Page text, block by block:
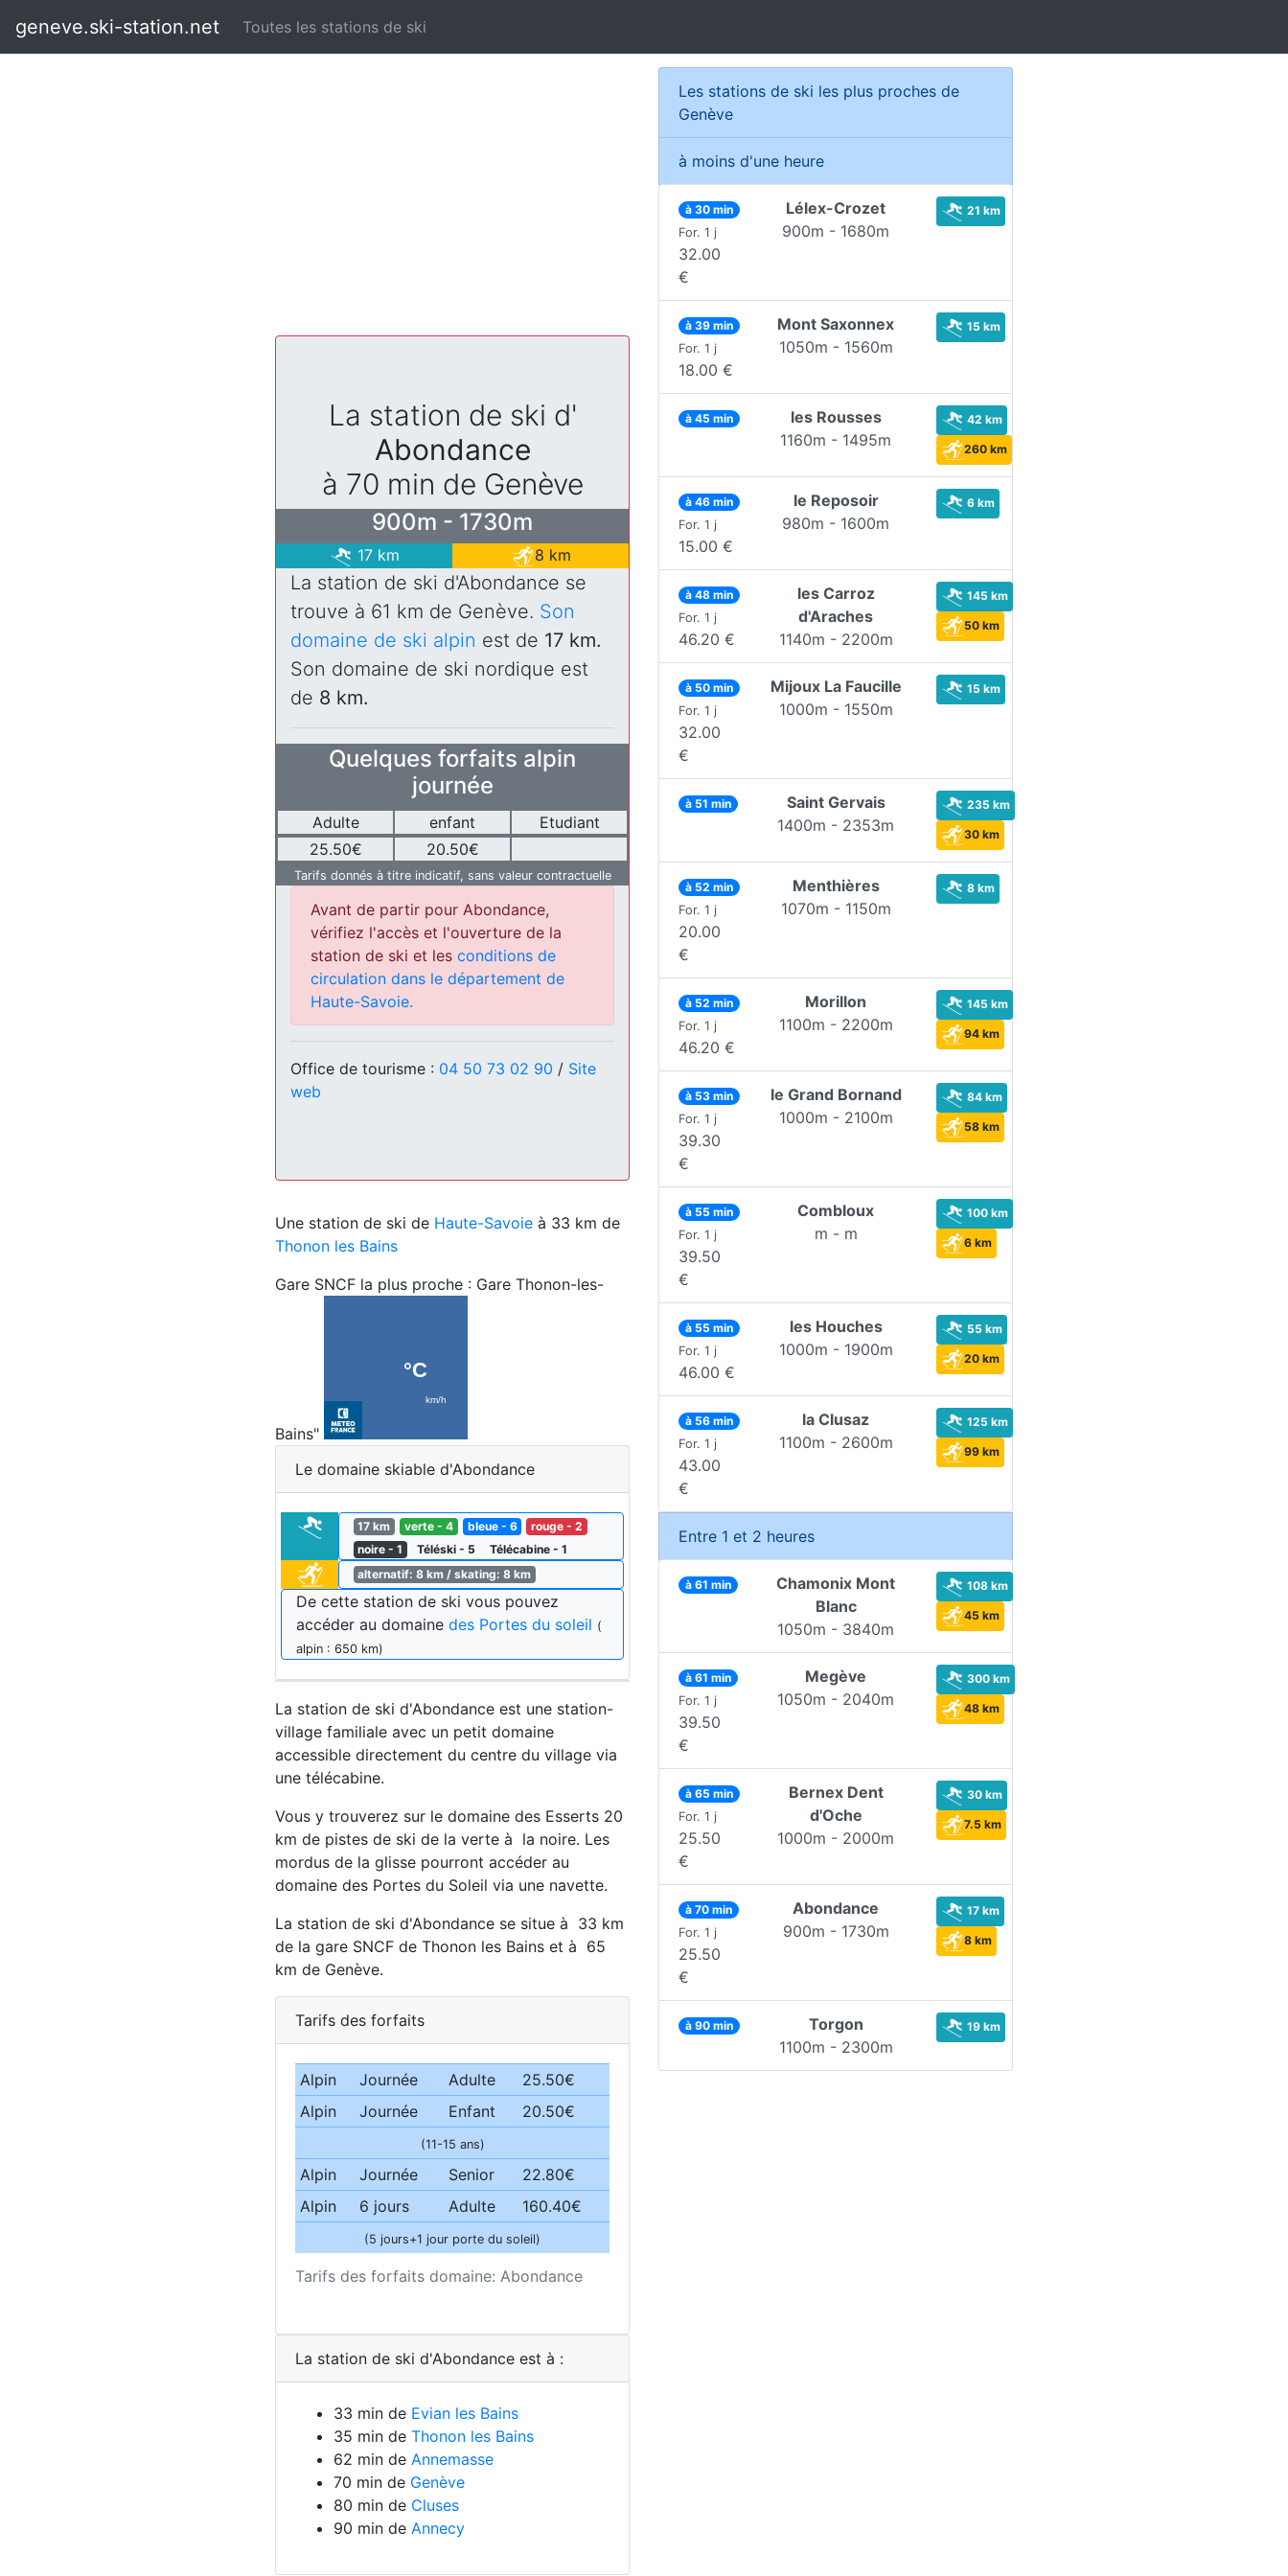
geneve.ski-station.net Toutes les stations de ski
La station de ski d'
Abondance
à 70 min de Genève
900m - 1730m
17 km 8 km
La station de ski d'Abondance se
trouve à 61 km de Genève. Son
domaine de ski alpin est de 17 km.
Son domaine de ski nordique est
de 8 km.
Quelques forfaits alpin
journée
Adulte enfant
Etudiant
25.50€
20.50€
Tarifs donnés à titre indicatif, sans valeur contractuelle
Avant de partir pour Abondance,
vérifiez l'accès et l'ouverture de la
station de ski et les conditions de
circulation dans le département de
Haute-Savoie.
Office de tourisme : 04 50 73 02 90 / Site
web
Une station de ski de Haute-Savoie à 33 km de
Thonon les Bains
Gare SNCF la plus proche : Gare Thonon-les-
Bains"
Le domaine skiable d'Abondance
17 km verte - 4 bleue - 6
rouge - 2
noire - 1
Téléski - 5
Télécabine - 1
alternatif: 8 km / skating: 8 km
De cette station de ski vous pouvez
accéder au domaine des Portes du soleil (
alpin : 650 km)
La station de ski d'Abondance est une station-
village familiale avec un petit domaine
accessible directement du centre du village via
une télécabine.
Vous y trouverez sur le domaine des Esserts 20
km de pistes de ski de la verte à la noire. Les
mordus de la glisse pourront accéder au
domaine des Portes du Soleil via une navette.
La station de ski d'Abondance se situe à 33 km
de la gare SNCF de Thonon les Bains et à 65
km de Genève.
Tarifs des forfaits
Tarifs des forfaits domaine: Abondance
Alpin Journée Adulte
25.50€
Alpin
Journée Enfant 20.50€
(11-15 ans)
Alpin Journée Senior
22.80€
Alpin
6 jours Adulte 160.40€
(5 jours+1 jour porte du soleil)
La station de ski d'Abondance est à :
33 min de Evian les Bains
35 min de Thonon les Bains
62 min de Annemasse
70 min de Genève
80 min de Cluses
90 min de Annecy
Les stations de ski les plus proches de
Genève
à moins d'une heure
à 30 min
For. 1 j
32.00
€
Lélex-Crozet
900m - 1680m
21 km
à 39 min
For. 1 j
18.00 €
Mont Saxonnex
1050m - 1560m
15 km
à 45 min
les Rousses
1160m - 1495m
42 km
260 km
à 46 min
For. 1 j
15.00 €
le Reposoir
980m - 1600m
6 km
à 48 min
For. 1 j
46.20 €
les Carroz
d'Araches
1140m - 2200m
145 km
50 km
à 50 min
For. 1 j
32.00
€
Mijoux La Faucille
1000m - 1550m
15 km
à 51 min
Saint Gervais
1400m - 2353m
235 km
30 km
à 52 min
For. 1 j
20.00
€
Menthières
1070m - 1150m
8 km
à 52 min
For. 1 j
46.20 €
Morillon
1100m - 2200m
145 km
94 km
à 53 min
For. 1 j
39.30
€
le Grand Bornand
1000m - 2100m
84 km
58 km
à 55 min
For. 1 j
39.50
€
Combloux
m - m
100 km
6 km
à 55 min
For. 1 j
46.00 €
les Houches
1000m - 1900m
55 km
20 km
à 56 min
For. 1 j
43.00
€
la Clusaz
1100m - 2600m
125 km
99 km
Entre 1 et 2 heures
à 61 min
Chamonix Mont
Blanc
1050m - 3840m
108 km
45 km
à 61 min
For. 1 j
39.50
€
Megève
1050m - 2040m
300 km
48 km
à 65 min
For. 1 j
25.50
€
Bernex Dent
d'Oche
1000m - 2000m
30 km
7.5 km
à 70 min
For. 1 j
25.50
€
Abondance
900m - 1730m
17 km
8 km
à 90 min
Torgon
1100m - 2300m
19 km